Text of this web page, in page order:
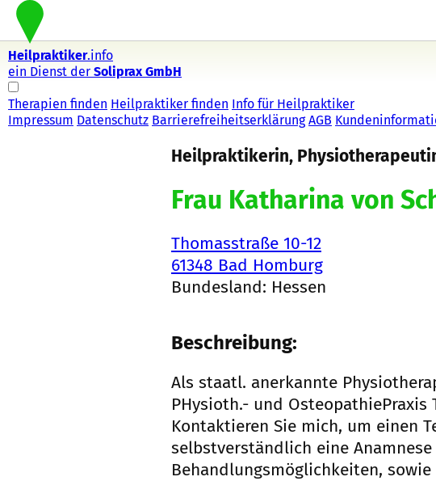
Heilpraktiker.info
ein Dienst der Soliprax GmbH
Therapien finden Heilpraktiker finden Info für Heilpraktiker
Impressum Datenschutz Barrierefreiheitserklärung AGB
Heilpraktikerin,
Frau Katharina von
Thomasstraße 10-12
61348 Bad Homburg
Bundesland: Hessen
Beschreibung:
Als staatl. anerkannte
PHysioth.- und
Kontaktieren Sie mich, um einen
selbstverständlich eine
Behandlungsmöglichkeiten,